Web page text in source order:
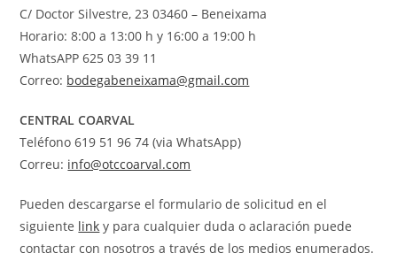
C/ Doctor Silvestre, 23 03460 – Beneixama
Horario: 8:00 a 13:00 h y 16:00 a 19:00 h
WhatsAPP 625 03 39 11
Correo: bodegabeneixama@gmail.com
CENTRAL COARVAL
Teléfono 619 51 96 74 (via WhatsApp)
Correu: info@otccoarval.com
Pueden descargarse el formulario de solicitud en el
siguiente link y para cualquier duda o aclaración puede
contactar con nosotros a través de los medios enumerados.